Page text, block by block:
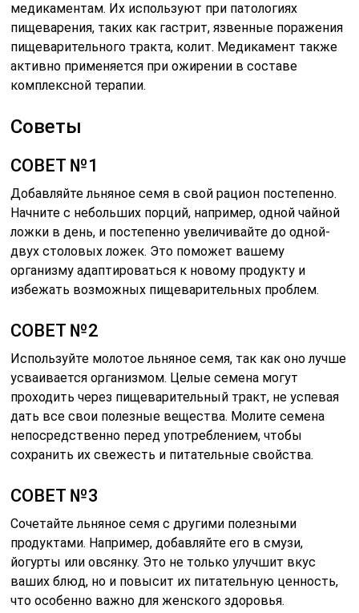
медикаментам. Их используют при патологиях
пищеварения, таких как гастрит, язвенные поражения
пищеварительного тракта, колит. Медикамент также
активно применяется при ожирении в составе
комплексной терапии.
Советы
СОВЕТ №1
Добавляйте льняное семя в свой рацион постепенно.
Начните с небольших порций, например, одной чайной
ложки в день, и постепенно увеличивайте до одной-
двух столовых ложек. Это поможет вашему
организму адаптироваться к новому продукту и
избежать возможных пищеварительных проблем.
СОВЕТ №2
Используйте молотое льняное семя, так как оно лучше
усваивается организмом. Целые семена могут
проходить через пищеварительный тракт, не успевая
дать все свои полезные вещества. Молите семена
непосредственно перед употреблением, чтобы
сохранить их свежесть и питательные свойства.
СОВЕТ №3
Сочетайте льняное семя с другими полезными
продуктами. Например, добавляйте его в смузи,
йогурты или овсянку. Это не только улучшит вкус
ваших блюд, но и повысит их питательную ценность,
что особенно важно для женского здоровья.